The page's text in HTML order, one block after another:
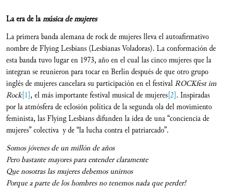
La era de lamúsica de mujeres
La primera banda alemana de rock de mujeres lleva el autoafirmativo
nombre de Flying Lesbians (Lesbianas Voladoras). La conformación de
esta banda tuvo lugar en 1973, año en el cual las cinco mujeres que la
integran se reunieron para tocar en Berlín después de que otro grupo
inglés de mujeres cancelara su participación en el festivalROCKfest im
Rock[1], el más importante festival musical de mujeres[2]. Inspiradas
por la atmósfera de eclosión política de la segunda ola del movimiento
feminista, las Flying Lesbians difunden la idea de una “conciencia de
mujeres” colectiva y de “la lucha contra el patriarcado”.
Somos jóvenes de un millón de años
Pero bastante mayores para entender claramente
Que nosotras las mujeres debemos unirnos
Porque a parte de los hombres no tenemos nada que perder!